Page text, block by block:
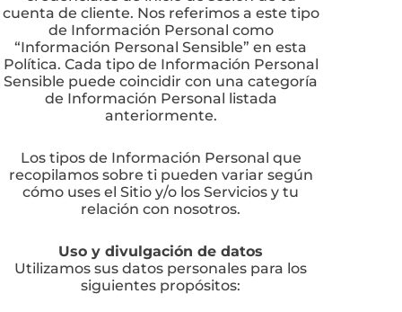
cuenta de cliente. Nos referimos a este tipo
de Información Personal como
“Información Personal Sensible” en esta
Política. Cada tipo de Información Personal
Sensible puede coincidir con una categoría
de Información Personal listada
anteriormente.
Los tipos de Información Personal que
recopilamos sobre ti pueden variar según
cómo uses el Sitio y/o los Servicios y tu
relación con nosotros.
Uso y divulgación de datos
Utilizamos sus datos personales para los
siguientes propósitos: